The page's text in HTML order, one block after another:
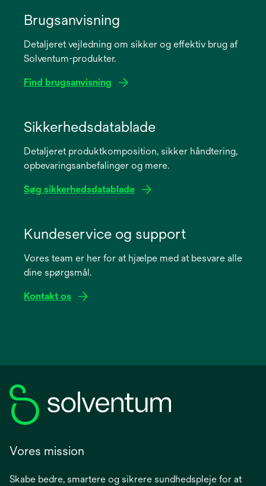
Brugsanvisning
Detaljeret vejledning om sikker og effektiv brug af
Solventum-produkter.
Find brugsanvisning
new
Sikkerhedsdatablade
Detaljeret produktkomposition, sikker håndtering,
opbevaringsanbefalinger og mere.
Søg sikkerhedsdatablade
new
Kundeservice og support
Vores team er her for at hjælpe med at besvare alle
dine spørgsmål.
Kontakt os
Vores mission
Skabe bedre, smartere og sikrere sundhedspleje for at